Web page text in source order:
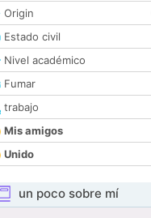
Origin
Estado civil
Nivel académico
Fumar
trabajo
Mis amigos
Unido
un poco sobre mí